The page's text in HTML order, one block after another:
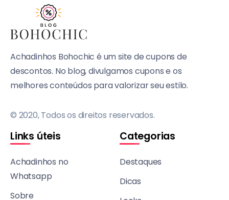
Achadinhos Bohochic é um site de cupons de
descontos. No blog, divulgamos cupons e os
melhores conteúdos para valorizar seu estilo.
© 2020, Todos os direitos reservados.
Links úteis
Achadinhos no
Whatsapp
Sobre
Categorias
Destaques
Dicas